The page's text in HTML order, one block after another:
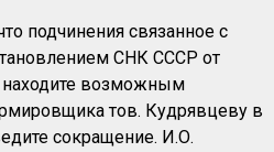
подчинения связанное с
СНК СССР от
возможным
тов. Кудрявцеву в
сокращение. И.О.